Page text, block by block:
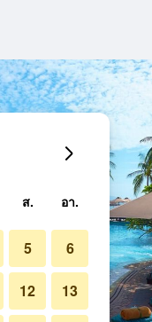
ส. อา.
5 6
12 13